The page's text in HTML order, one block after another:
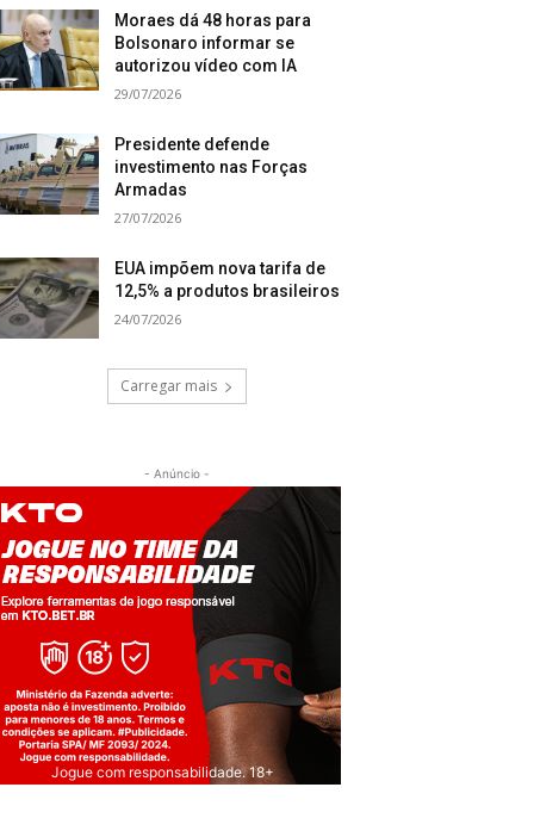
Moraes dá 48 horas para
Bolsonaro informar se
autorizou vídeo com IA
29/07/2026
Presidente defende
investimento nas Forças
Armadas
27/07/2026
EUA impõem nova tarifa de
12,5% a produtos brasileiros
24/07/2026
Carregar mais
- Anúncio -
Jogue com responsabilidade. 18+